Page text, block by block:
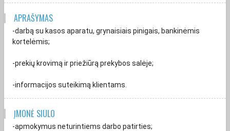
APRAŠYMAS
-darbą su kasos aparatu, grynaisiais pinigais, bankinėmis
kortelėmis;
-prekių krovimą ir priežiūrą prekybos salėje;
-informacijos suteikimą klientams.
ĮMONĖ SIŪLO
-apmokymus neturintiems darbo patirties;